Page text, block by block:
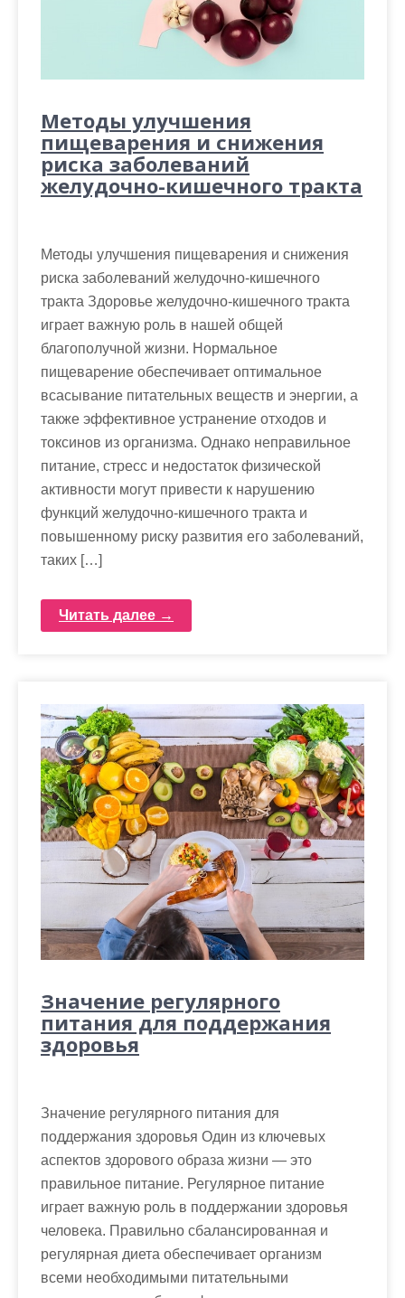
Методы улучшения
пищеварения и снижения
риска заболеваний
желудочно-кишечного тракта
Методы улучшения пищеварения и снижения
риска заболеваний желудочно-кишечного
тракта Здоровье желудочно-кишечного тракта
играет важную роль в нашей общей
благополучной жизни. Нормальное
пищеварение обеспечивает оптимальное
всасывание питательных веществ и энергии, а
также эффективное устранение отходов и
токсинов из организма. Однако неправильное
питание, стресс и недостаток физической
активности могут привести к нарушению
функций желудочно-кишечного тракта и
повышенному риску развития его заболеваний,
таких […]
Читать далее →
Значение регулярного
питания для поддержания
здоровья
Значение регулярного питания для
поддержания здоровья Один из ключевых
аспектов здорового образа жизни — это
правильное питание. Регулярное питание
играет важную роль в поддержании здоровья
человека. Правильно сбалансированная и
регулярная диета обеспечивает организм
всеми необходимыми питательными